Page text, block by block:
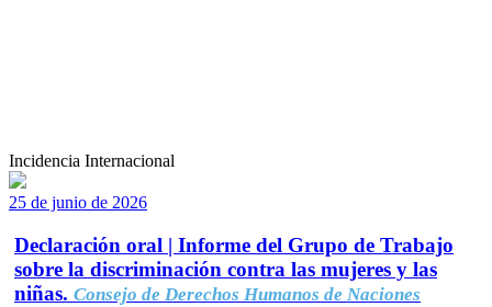
Incidencia Internacional
25 de junio de 2026
Declaración oral | Informe del Grupo de Trabajo
sobre la discriminación contra las mujeres y las
niñas. Consejo de Derechos Humanos de Naciones